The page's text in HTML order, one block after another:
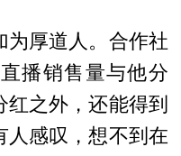
厚道人。合作社
播销售量与他分
之外，还能得到
人感叹，想不到在